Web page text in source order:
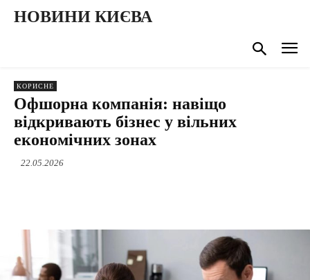
НОВИНИ КИЄВА
КОРИСНЕ
Офшорна компанія: навіщо
відкривають бізнес у вільних
економічних зонах
22.05.2026